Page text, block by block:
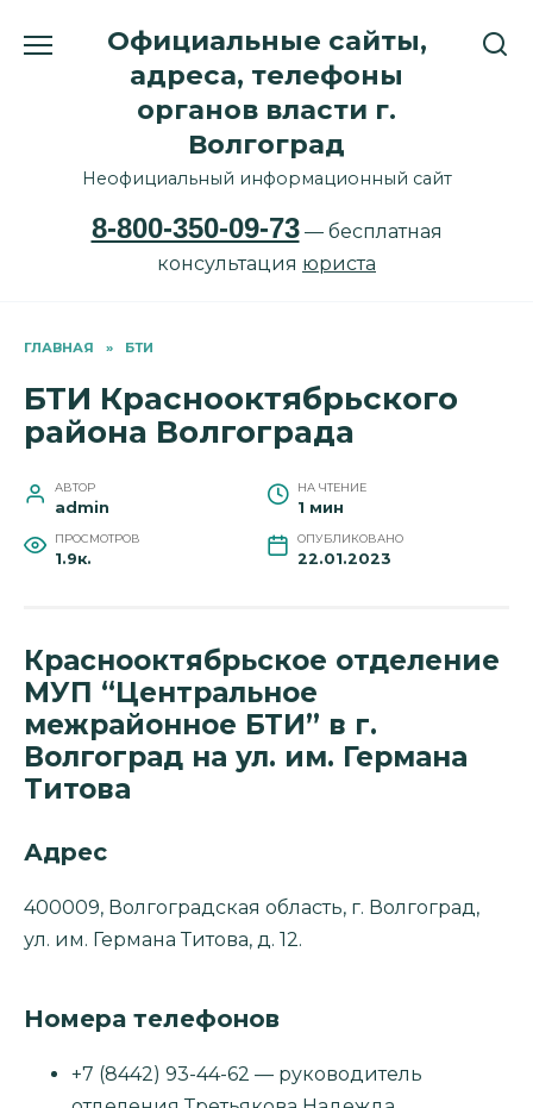
Официальные сайты,
адреса, телефоны
органов власти г.
Волгоград
Неофициальный информационный сайт
8-800-350-09-73— бесплатная
консультация юриста
ГЛАВНАЯ » БТИ
БТИ Краснооктябрьского
района Волгограда
АВТОР
admin
НА ЧТЕНИЕ
1 мин
ПРОСМОТРОВ
1.9к.
ОПУБЛИКОВАНО
22.01.2023
Краснооктябрьское отделение
МУП “Центральное
межрайонное БТИ” в г.
Волгоград на ул. им. Германа
Титова
Адрес
400009, Волгоградская область, г. Волгоград,
ул. им. Германа Титова, д. 12.
Номера телефонов
+7 (8442) 93-44-62 — руководитель